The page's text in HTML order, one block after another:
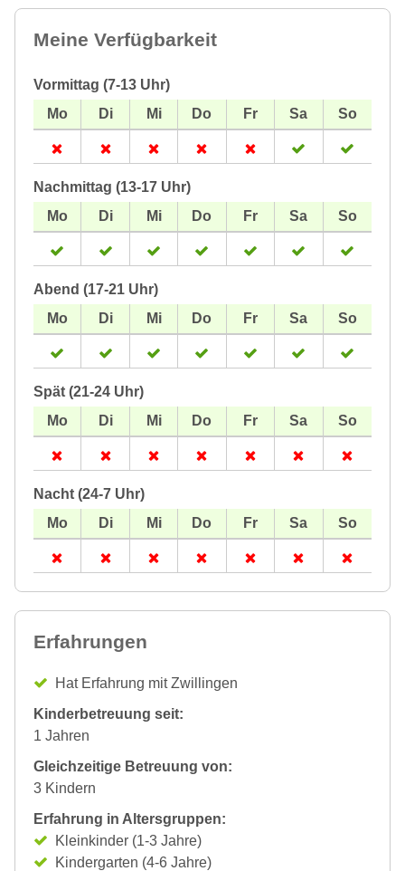
Meine Verfügbarkeit
Vormittag (7-13 Uhr)
Nachmittag (13-17 Uhr)
Abend (17-21 Uhr)
Spät (21-24 Uhr)
Nacht (24-7 Uhr)
Erfahrungen
Hat Erfahrung mit Zwillingen
Kinderbetreuung seit:
1 Jahren
Gleichzeitige Betreuung von:
3 Kindern
Erfahrung in Altersgruppen:
Kleinkinder (1-3 Jahre)
Kindergarten (4-6 Jahre)